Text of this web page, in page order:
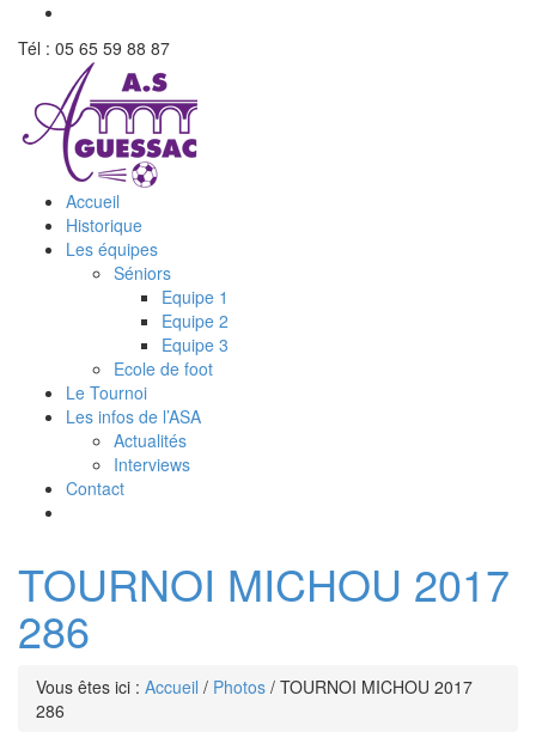
Tél : 05 65 59 88 87
Accueil
Historique
Les équipes
Séniors
Equipe 1
Equipe 2
Equipe 3
Ecole de foot
Le Tournoi
Les infos de l’ASA
Actualités
Interviews
Contact
TOURNOI MICHOU 2017
286
Vous êtes ici : Accueil / Photos / TOURNOI MICHOU 2017
286